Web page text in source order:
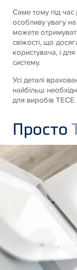
Саме тому під
особливу увагу на
можете
свіжості, що
користувача, і
систему.
Усі деталі
найбільш
для виробів TECE.
Просто